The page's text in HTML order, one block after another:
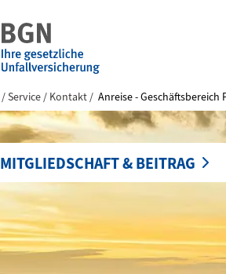
MITGLIEDSCHAFT & BEITRAG
Service Kontakt Anreise -